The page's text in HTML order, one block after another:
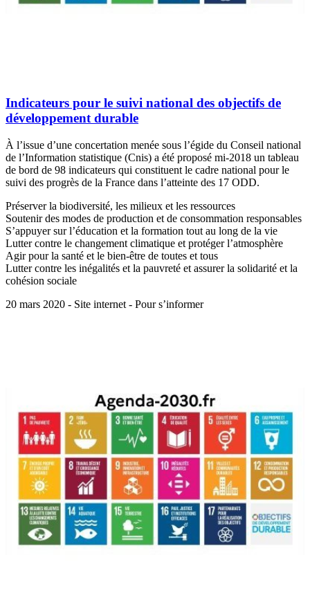
Indicateurs pour le suivi national des objectifs de
développement durable
À l’issue d’une concertation menée sous l’égide du Conseil national
de l’Information statistique (Cnis) a été proposé mi-2018 un tableau
de bord de 98 indicateurs qui constituent le cadre national pour le
suivi des progrès de la France dans l’atteinte des 17 ODD.
Préserver la biodiversité, les milieux et les ressources
Soutenir des modes de production et de consommation responsables
S’appuyer sur l’éducation et la formation tout au long de la vie
Lutter contre le changement climatique et protéger l’atmosphère
Agir pour la santé et le bien-être de toutes et tous
Lutter contre les inégalités et la pauvreté et assurer la solidarité et la
cohésion sociale
20 mars 2020 - Site internet - Pour s’informer